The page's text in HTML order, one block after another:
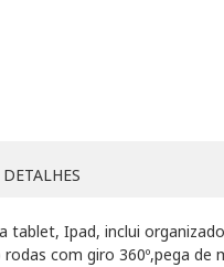
DETALHES
Ipad, inclui
com giro 360º,pega de